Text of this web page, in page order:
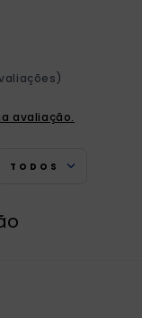
avaliação.
TODOS